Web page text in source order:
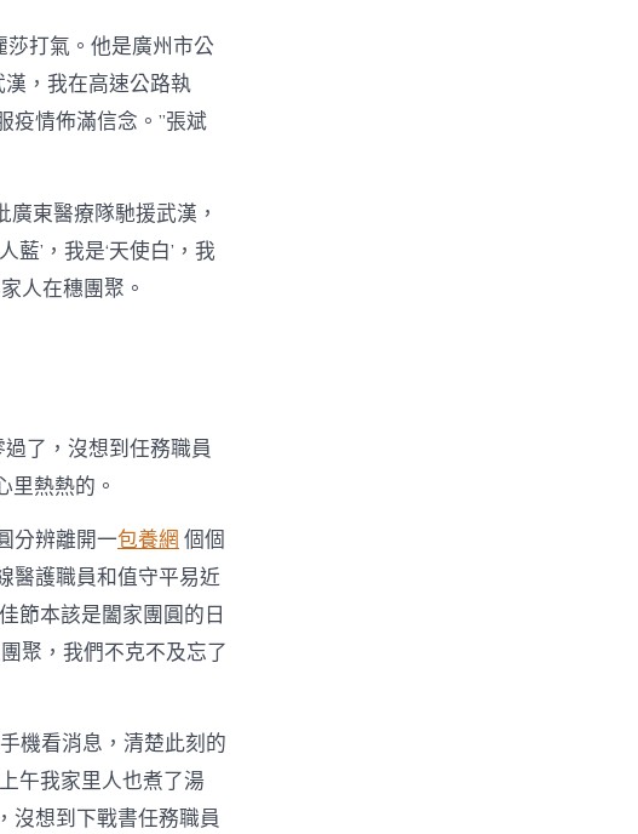
莎打氣。他是廣州市公
，我在高速公路執
疫情佈滿信念。”張斌
東醫療隊馳援武漢，
’，我是‘天使白’，我
人在穗團聚。
了，沒想到任務職員
里熱熱的。
分辨離開一包養網 個個
醫護職員和值守平易近
節本該是闔家團圓的日
聚，我們不克不及忘了
機看消息，清楚此刻的
午我家里人也煮了湯
沒想到下戰書任務職員